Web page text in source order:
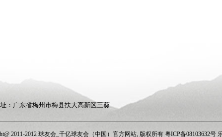
重大环保技术装备目录》），并获批2022年中国
环保产业协会环境保护实用技术推广名录。
公司设置12个业务部门和管理支持部门、1
：广东省梅州市梅县扶大高新区三葵
2011-2012 球友会_千亿球友会（中国）官方网站, 版权所有 粤ICP备08103632号